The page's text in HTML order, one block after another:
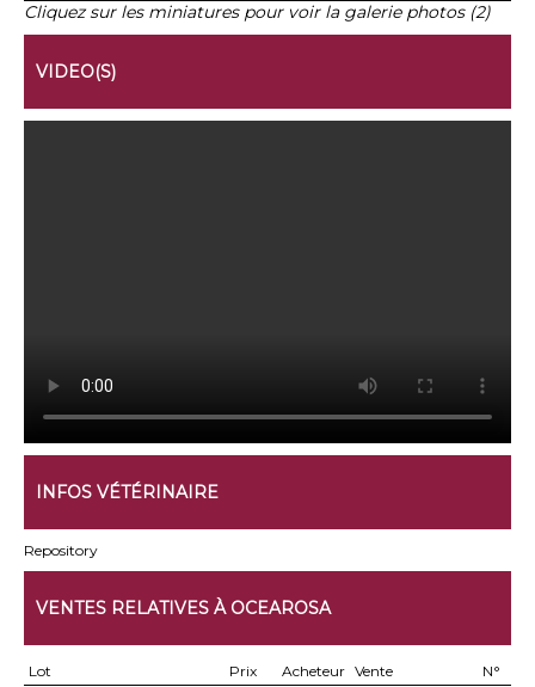
Cliquez sur les miniatures pour voir la galerie photos (2)
VIDEO(S)
INFOS VÉTÉRINAIRE
Repository
VENTES RELATIVES À OCEAROSA
Lot Prix Acheteur Vente
N°